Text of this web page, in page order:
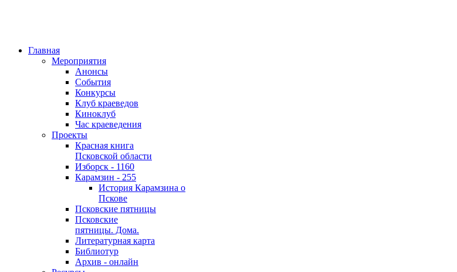
Главная
Мероприятия
Анонсы
События
Конкурсы
Клуб краеведов
Киноклуб
Час краеведения
Проекты
Красная книга
Псковской области
Изборск - 1160
Карамзин - 255
История Карамзина о
Пскове
Псковские пятницы
Псковские
пятницы. Дома.
Литературная карта
Библиотур
Архив - онлайн